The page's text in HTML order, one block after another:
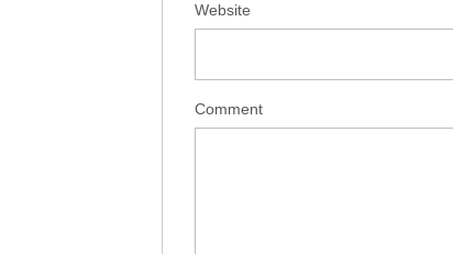
Website
Comment